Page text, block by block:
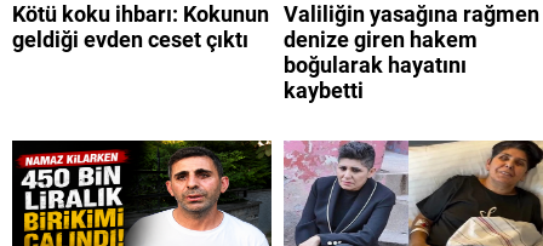
Kötü koku ihbarı: Kokunun
geldiği evden ceset çıktı
Valiliğin yasağına rağmen
denize giren hakem
boğularak hayatını
kaybetti